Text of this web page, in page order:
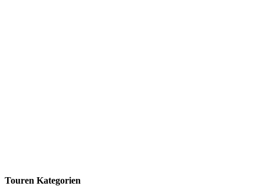
Touren Kategorien